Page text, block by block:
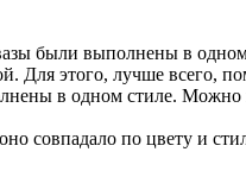
были выполнены в
этого, лучше всего,
в одном стиле.
совпадало по цвету и